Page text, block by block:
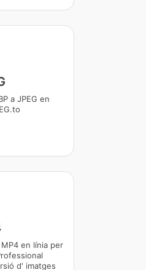
a JPEG en
en línia per
d' imatges